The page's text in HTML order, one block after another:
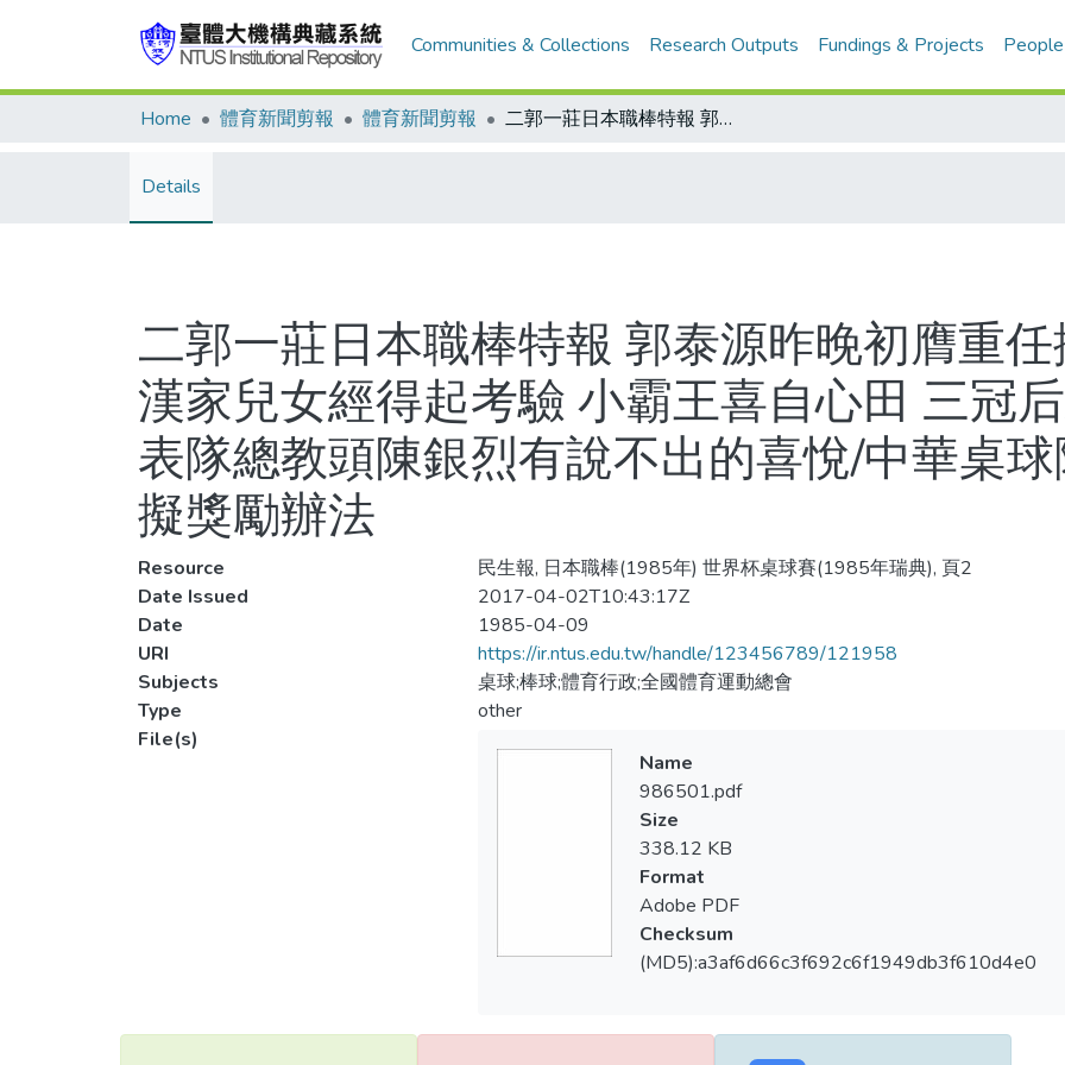
Communities & Collections Research Outputs Fundings & Projects People
Home 體育新聞剪報 體育新聞剪報 二郭一莊日本職棒特報 郭泰源昨晚初膺重任擔任先發投手 贏了/漢家兒女經得起考驗 小霸王喜自心田 三冠后飄飄然 中華桌球代表隊總教頭陳銀烈有說不出的喜悅/中華桌球隊戰績優異 體協研擬獎勵辦法
Details
二郭一莊日本職棒特報 郭泰源昨晚初膺重
漢家兒女經得起考驗 小霸王喜自心田 三冠
表隊總教頭陳銀烈有說不出的喜悅/中華桌
擬獎勵辦法
Resource
民生報, 日本職棒(1985年) 世界杯桌球賽(1985年瑞典), 頁2
Date Issued
2017-04-02T10:43:17Z
Date
1985-04-09
URI
https://ir.ntus.edu.tw/handle/123456789/121958
Subjects
桌球;棒球;體育行政;全國體育運動總會
Type
other
File(s)
Name
986501.pdf
Size
338.12 KB
Format
Adobe PDF
Checksum
(MD5):a3af6d66c3f692c6f1949db3f610d4e0